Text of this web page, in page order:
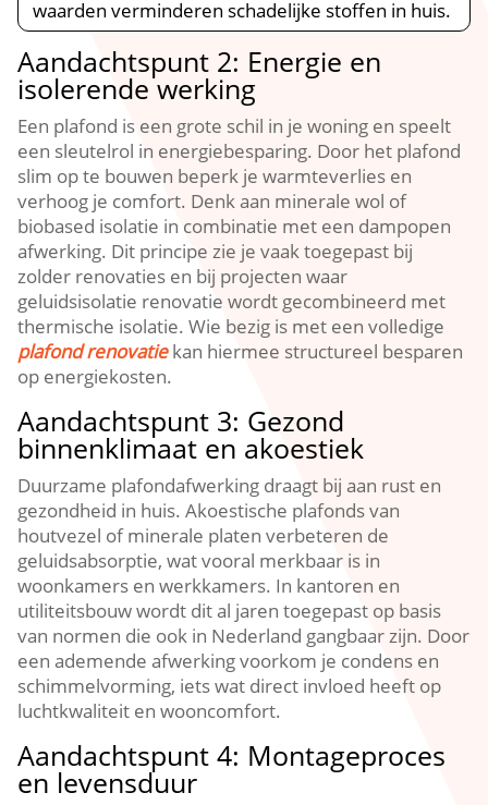
waarden verminderen schadelijke stoffen in huis.​
Aandachtspunt 2: Energie en
isolerende werking
Een plafond is een grote schil in je woning en speelt
een sleutelrol in energiebesparing.​ Door het plafond
slim op te bouwen beperk je warmteverlies en
verhoog je comfort.​ Denk aan minerale wol of
biobased isolatie in combinatie met een dampopen
afwerking.​ Dit principe zie je vaak toegepast bij
zolder renovaties en bij projecten waar
geluidsisolatie renovatie wordt gecombineerd met
thermische isolatie.​ Wie bezig is met een volledige
plafond renovatiekan hiermee structureel besparen
op energiekosten.​
Aandachtspunt 3: Gezond
binnenklimaat en akoestiek
Duurzame plafondafwerking draagt bij aan rust en
gezondheid in huis.​ Akoestische plafonds van
houtvezel of minerale platen verbeteren de
geluidsabsorptie, wat vooral merkbaar is in
woonkamers en werkkamers.​ In kantoren en
utiliteitsbouw wordt dit al jaren toegepast op basis
van normen die ook in Nederland gangbaar zijn.​ Door
een ademende afwerking voorkom je condens en
schimmelvorming, iets wat direct invloed heeft op
luchtkwaliteit en wooncomfort.​
Aandachtspunt 4: Montageproces
en levensduur